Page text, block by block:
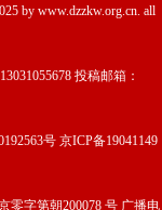
by www.dzzkw.org.cn. all
投稿邮箱：
号 京ICP备19041149
零字第朝200078 号 广播电